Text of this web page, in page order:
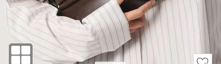
OFF WHITE
OFF WHITE / FREE